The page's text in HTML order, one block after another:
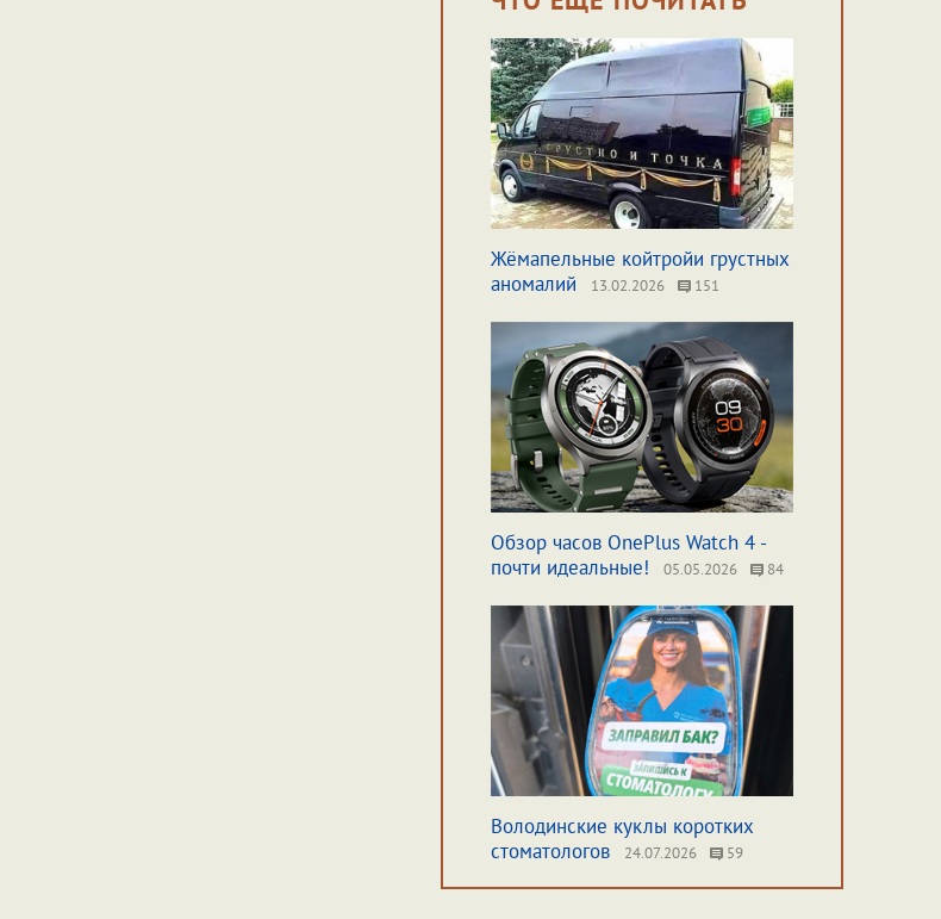
Жёмапельные койтройи грустных
аномалий
13.02.2026 151
Обзор часов OnePlus Watch 4 -
почти идеальные!
05.05.2026 84
Володинские куклы коротких
стоматологов
24.07.2026 59